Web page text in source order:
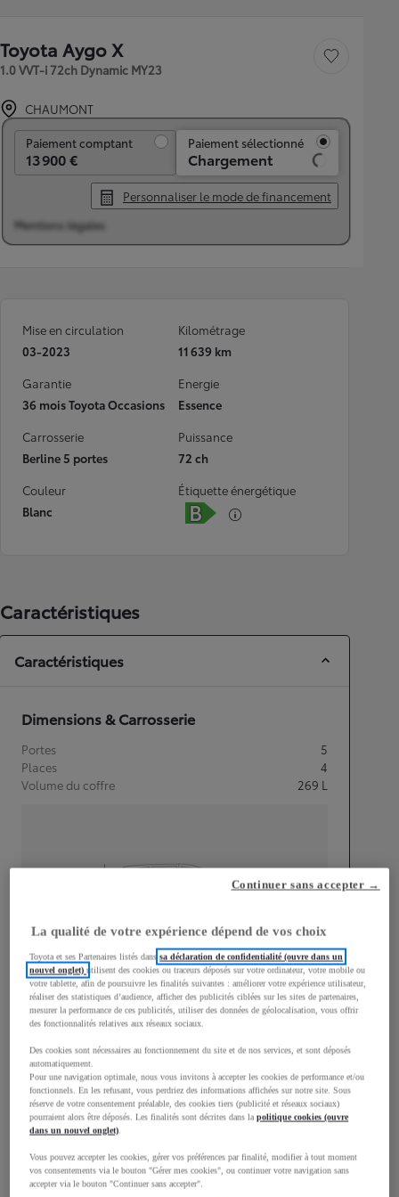
Toyota Aygo X
1.0 VVT-i 72ch Dynamic MY23
Sauvegarder le
CHAUMONT
Paiement comptant
13 900 €
Paiement sélectionné
Chargement
Personnaliser le mode de financement
Mentions légales
Mise en circulation
03-2023
Kilométrage
11 639 km
Garantie
36 mois Toyota Occasions
Energie
Essence
Carrosserie
Berline 5 portes
Puissance
72 ch
Couleur
Blanc
Étiquette énergétique
Caractéristiques
Caractéristiques
Dimensions & Carrosserie
Portes
5
Places
4
Volume du coffre
269 L
Longueur
3 700mm
Largeur
1 740mm
Consommation mixte
La qualité de votre expérience dépend de vos choix
Toyota et ses Partenaires listés danssa déclaration de confidentialité (ouvre dans un
nouvel onglet)utilisent des cookies ou traceurs déposés sur votre ordinateur, votre mobile ou
votre tablette, afin de poursuivre les finalités suivantes : améliorer votre expérience utilisateur,
réaliser des statistiques d’audience, afficher des publicités ciblées sur les sites de partenaires,
mesurer la performance de ces publicités, utiliser des données de géolocalisation, vous offrir
des fonctionnalités relatives aux réseaux sociaux.
Des cookies sont nécessaires au fonctionnement du site et de nos services, et sont déposés
automatiquement.
Pour une navigation optimale, nous vous invitons à accepter les cookies de performance et/ou
fonctionnels. En les refusant, vous perdriez des informations affichées sur notre site. Sous
réserve de votre consentement préalable, des cookies tiers (publicité et réseaux sociaux)
pourraient alors être déposés. Les finalités sont décrites dans lapolitique cookies (ouvre
dans un nouvel onglet).
Vous pouvez accepter les cookies, gérer vos préférences par finalité, modifier à tout moment
vos consentements via le bouton "Gérer mes cookies", ou continuer votre navigation sans
accepter via le bouton "Continuer sans accepter".
Continuer sans accepter →